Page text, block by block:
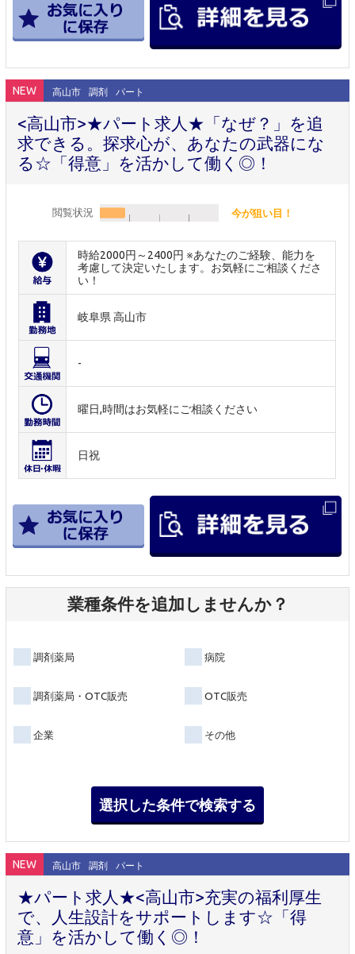
NEW 高山市 調剤 パート
<高山市>★パート求人★「なぜ？」を追
求できる。探求心が、あなたの武器にな
る☆「得意」を活かして働く◎！
閲覧状況 今が狙い目！
時給2000円～2400円 ※あなたのご経験、能力を
考慮して決定いたします。お気軽にご相談くださ
い！
岐阜県 高山市
-
曜日,時間はお気軽にご相談ください
日祝
業種条件を追加しませんか？
調剤薬局 病院
調剤薬局・OTC販売 OTC販売
企業 その他
NEW 高山市 調剤 パート
★パート求人★<高山市>充実の福利厚生
で、人生設計をサポートします☆「得
意」を活かして働く◎！